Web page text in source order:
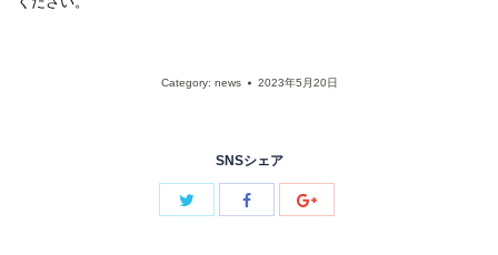
Category: news 2023年5月20日
SNSシェア